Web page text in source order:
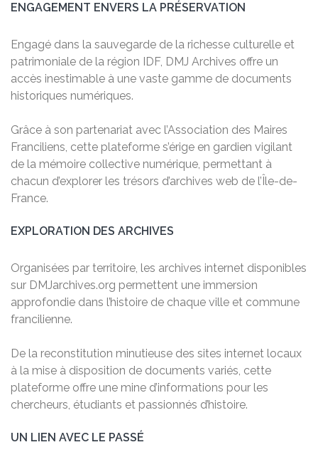
ENGAGEMENT ENVERS LA PRÉSERVATION
Engagé dans la sauvegarde de la richesse culturelle et
patrimoniale de la région IDF, DMJ Archives offre un
accès inestimable à une vaste gamme de documents
historiques numériques.
Grâce à son partenariat avec l’Association des Maires
Franciliens, cette plateforme s’érige en gardien vigilant
de la mémoire collective numérique, permettant à
chacun d’explorer les trésors d’archives web de l’Île-de-
France.
EXPLORATION DES ARCHIVES
Organisées par territoire, les archives internet disponibles
sur DMJarchives.org permettent une immersion
approfondie dans l’histoire de chaque ville et commune
francilienne.
De la reconstitution minutieuse des sites internet locaux
à la mise à disposition de documents variés, cette
plateforme offre une mine d’informations pour les
chercheurs, étudiants et passionnés d’histoire.
UN LIEN AVEC LE PASSÉ